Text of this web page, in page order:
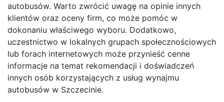
autobusów. Warto zwrócić uwagę na opinie innych
klientów oraz oceny firm, co może pomóc w
dokonaniu właściwego wyboru. Dodatkowo,
uczestnictwo w lokalnych grupach społecznościowych
lub forach internetowych może przynieść cenne
informacje na temat rekomendacji i doświadczeń
innych osób korzystających z usług wynajmu
autobusów w Szczecinie.